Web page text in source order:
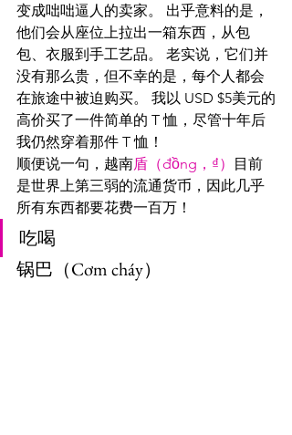
变成咄咄逼人的卖家。 出乎意料的是，
他们会从座位上拉出一箱东西，从包
包、衣服到手工艺品。 老实说，它们并
没有那么贵，但不幸的是，每个人都会
在旅途中被迫购买。 我以 USD $5美元的
高价买了一件简单的 T 恤，尽管十年后
我仍然穿着那件 T 恤！
顺便说一句，越南盾（đồng，₫）
目前
是世界上第三弱的流通货币，因此几乎
所有东西都要花费一百万！
吃喝
锅巴（Cơm cháy）